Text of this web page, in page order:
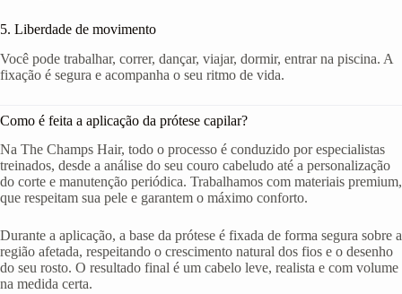
5. Liberdade de movimento
Você pode trabalhar, correr, dançar, viajar, dormir, entrar na piscina. A
fixação é segura e acompanha o seu ritmo de vida.
Como é feita a aplicação da prótese capilar?
Na The Champs Hair, todo o processo é conduzido por especialistas
treinados, desde a análise do seu couro cabeludo até a personalização
do corte e manutenção periódica. Trabalhamos com materiais premium,
que respeitam sua pele e garantem o máximo conforto.
Durante a aplicação, a base da prótese é fixada de forma segura sobre a
região afetada, respeitando o crescimento natural dos fios e o desenho
do seu rosto. O resultado final é um cabelo leve, realista e com volume
na medida certa.